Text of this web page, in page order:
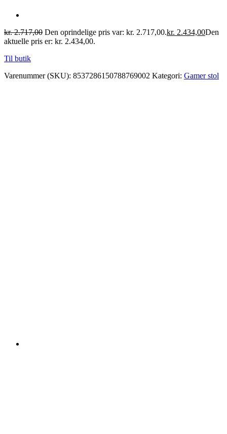
kr.2.717,00 Den oprindelige pris var: kr. 2.717,00.kr. 2.434,00Den
aktuelle pris er: kr. 2.434,00.
Til butik
Varenummer (SKU): 8537286150788769002 Kategori: Gamer stol